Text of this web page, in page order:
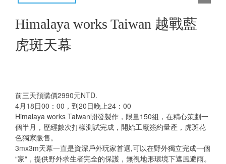
Himalaya works Taiwan 越戰藍
虎斑天幕
前三天預購價2990元NTD.
4月18日00：00，到20日晚上24：00
Himalaya works Taiwan開發製作，限量150組，在精心策劃一
個半月，歷經數次打樣測試完成，開始工廠簽約量產，虎斑花
色獨家販售。
3mx3m天幕一直是資深戶外玩家首選,可以在野外獨立完成一個
“家“，提供野外求生者完全的保護，無視地形環境下遮風避雨。